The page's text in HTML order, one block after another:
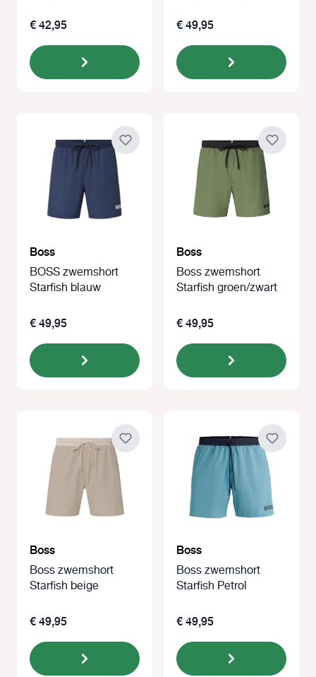
€ 42,95 € 49,95
Boss
BOSS zwemshort
Starfish blauw
€ 49,95
Boss
Boss zwemshort
Starfish groen/zwart
€ 49,95
Boss
Boss zwemshort
Starfish beige
€ 49,95
Boss
Boss zwemshort
Starfish Petrol
€ 49,95